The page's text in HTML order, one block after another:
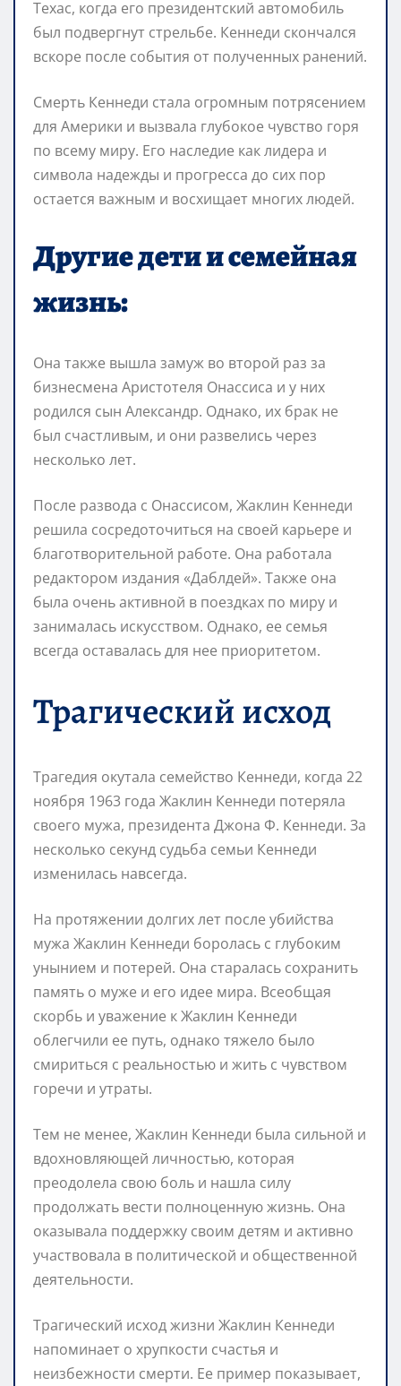
Техас, когда его президентский автомобиль
был подвергнут стрельбе. Кеннеди скончался
вскоре после события от полученных ранений.
Смерть Кеннеди стала огромным потрясением
для Америки и вызвала глубокое чувство горя
по всему миру. Его наследие как лидера и
символа надежды и прогресса до сих пор
остается важным и восхищает многих людей.
Другие дети и семейная
жизнь:
Она также вышла замуж во второй раз за
бизнесмена Аристотеля Онассиса и у них
родился сын Александр. Однако, их брак не
был счастливым, и они развелись через
несколько лет.
После развода с Онассисом, Жаклин Кеннеди
решила сосредоточиться на своей карьере и
благотворительной работе. Она работала
редактором издания «Даблдей». Также она
была очень активной в поездках по миру и
занималась искусством. Однако, ее семья
всегда оставалась для нее приоритетом.
Трагический исход
Трагедия окутала семейство Кеннеди, когда 22
ноября 1963 года Жаклин Кеннеди потеряла
своего мужа, президента Джона Ф. Кеннеди. За
несколько секунд судьба семьи Кеннеди
изменилась навсегда.
На протяжении долгих лет после убийства
мужа Жаклин Кеннеди боролась с глубоким
унынием и потерей. Она старалась сохранить
память о муже и его идее мира. Всеобщая
скорбь и уважение к Жаклин Кеннеди
облегчили ее путь, однако тяжело было
смириться с реальностью и жить с чувством
горечи и утраты.
Тем не менее, Жаклин Кеннеди была сильной и
вдохновляющей личностью, которая
преодолела свою боль и нашла силу
продолжать вести полноценную жизнь. Она
оказывала поддержку своим детям и активно
участвовала в политической и общественной
деятельности.
Трагический исход жизни Жаклин Кеннеди
напоминает о хрупкости счастья и
неизбежности смерти. Ее пример показывает,